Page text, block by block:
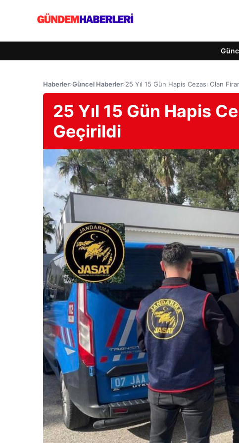
Haberler›Güncel Haberler›25 Yıl 15 Gün Hapis Cezası Olan
25 Yıl 15 Gün Hapis
Geçirildi